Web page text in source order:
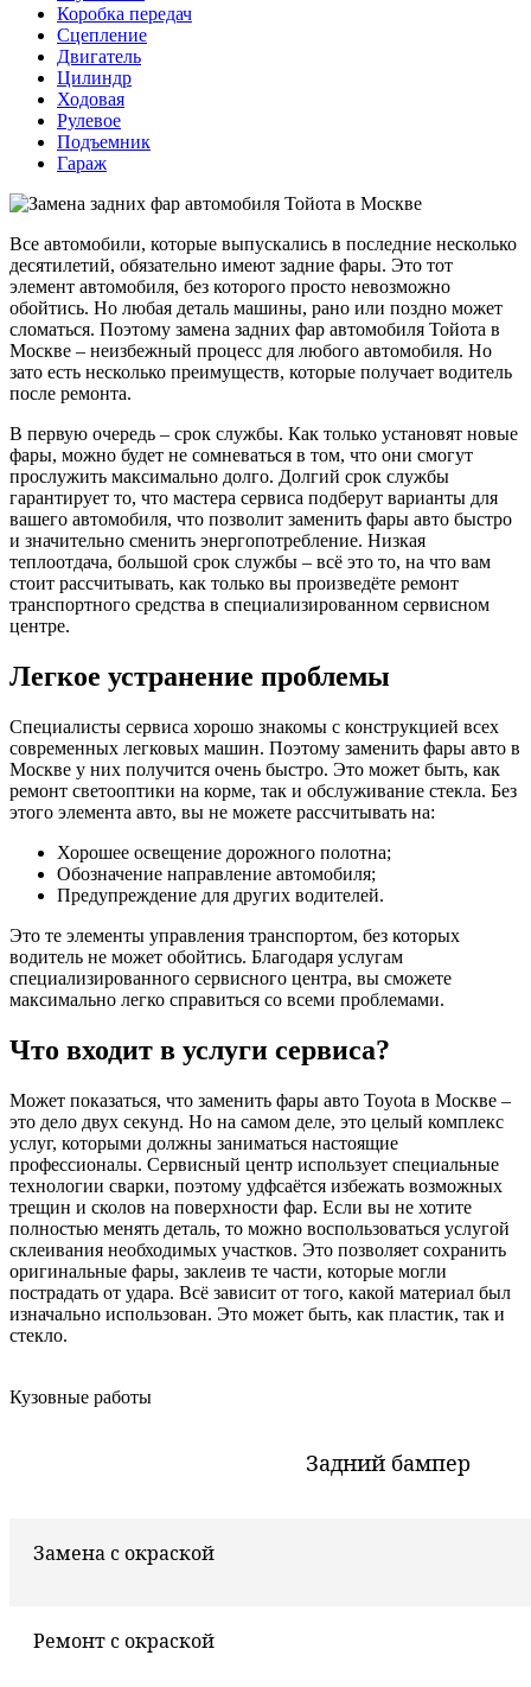
Коробка передач
Сцепление
Двигатель
Цилиндр
Ходовая
Рулевое
Подъемник
Гараж
Все автомобили, которые выпускались в последние несколько
десятилетий, обязательно имеют задние фары. Это тот
элемент автомобиля, без которого просто невозможно
обойтись. Но любая деталь машины, рано или поздно может
сломаться. Поэтому замена задних фар автомобиля Тойота в
Москве – неизбежный процесс для любого автомобиля. Но
зато есть несколько преимуществ, которые получает водитель
после ремонта.
В первую очередь – срок службы. Как только установят новые
фары, можно будет не сомневаться в том, что они смогут
прослужить максимально долго. Долгий срок службы
гарантирует то, что мастера сервиса подберут варианты для
вашего автомобиля, что позволит заменить фары авто быстро
и значительно сменить энергопотребление. Низкая
теплоотдача, большой срок службы – всё это то, на что вам
стоит рассчитывать, как только вы произведёте ремонт
транспортного средства в специализированном сервисном
центре.
Легкое устранение проблемы
Специалисты сервиса хорошо знакомы с конструкцией всех
современных легковых машин. Поэтому заменить фары авто в
Москве у них получится очень быстро. Это может быть, как
ремонт светооптики на корме, так и обслуживание стекла. Без
этого элемента авто, вы не можете рассчитывать на:
Хорошее освещение дорожного полотна;
Обозначение направление автомобиля;
Предупреждение для других водителей.
Это те элементы управления транспортом, без которых
водитель не может обойтись. Благодаря услугам
специализированного сервисного центра, вы сможете
максимально легко справиться со всеми проблемами.
Что входит в услуги сервиса?
Может показаться, что заменить фары авто Toyota в Москве –
это дело двух секунд. Но на самом деле, это целый комплекс
услуг, которыми должны заниматься настоящие
профессионалы. Сервисный центр использует специальные
технологии сварки, поэтому удфсаётся избежать возможных
трещин и сколов на поверхности фар. Если вы не хотите
полностью менять деталь, то можно воспользоваться услугой
склеивания необходимых участков. Это позволяет сохранить
оригинальные фары, заклеив те части, которые могли
пострадать от удара. Всё зависит от того, какой материал был
изначально использован. Это может быть, как пластик, так и
стекло.
Кузовные работы
Задний бампер
Замена с окраской
Ремонт с окраской